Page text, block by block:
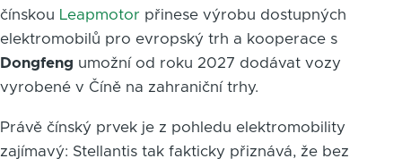
čínskou Leapmotor přinese výrobu dostupných
elektromobilů pro evropský trh a kooperace s
Dongfeng umožní od roku 2027 dodávat vozy
vyrobené v Číně na zahraniční trhy.
Právě čínský prvek je z pohledu elektromobility
zajímavý: Stellantis tak fakticky přiznává, že bez